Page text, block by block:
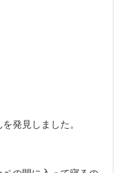
発見しました。